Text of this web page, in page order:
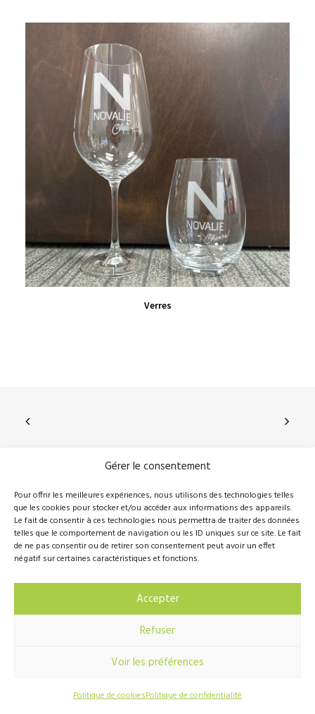
Gérer le consentement
Pour offrir les meilleures expériences, nous utilisons des technologies telles
que les cookies pour stocker et/ou accéder aux informations des appareils.
Le fait de consentir à ces technologies nous permettra de traiter des données
telles que le comportement de navigation ou les ID uniques sur ce site. Le fait
de ne pas consentir ou de retirer son consentement peut avoir un effet
négatif sur certaines caractéristiques et fonctions.
Accepter
Refuser
Voir les préférences
Politique de cookiesPolitique de confidentialité
VIEW PRODUCT
Verres
210, rue Principale, Vallée-Jonction (Qc), G0S 3J0
418 389-8899info@novalie.ca
© 2016 Novalie Tous droits réservés –Politique de
confidentialité